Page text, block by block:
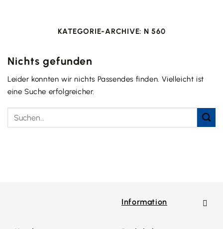
KATEGORIE-ARCHIVE: N 560
Nichts gefunden
Leider konnten wir nichts Passendes finden. Vielleicht ist
eine Suche erfolgreicher.
Information